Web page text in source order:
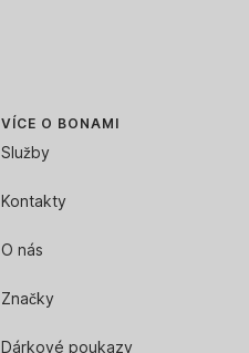
VÍCE O BONAMI
Služby
Kontakty
O nás
Značky
Dárkové poukazy